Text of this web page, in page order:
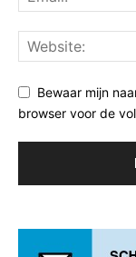
Bewaar mijn
browser voor de